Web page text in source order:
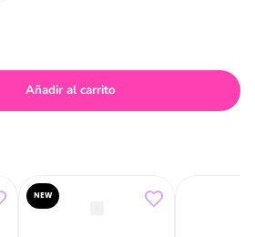
Añadir al carrito
NEW